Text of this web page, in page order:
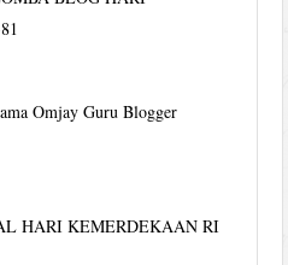
Omjay Guru Blogger
HARI KEMERDEKAAN RI